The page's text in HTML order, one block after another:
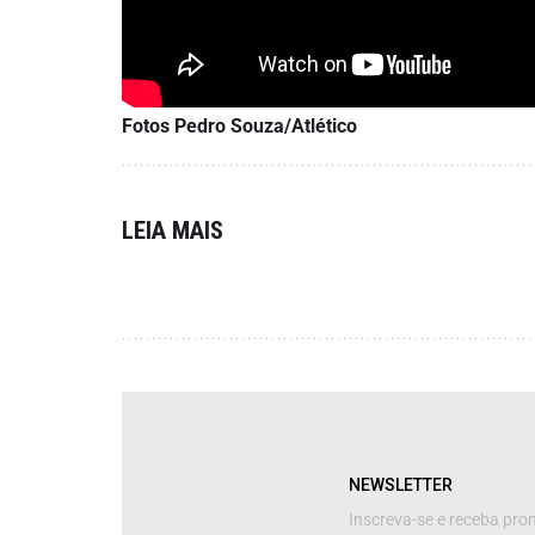
Fotos Pedro Souza/Atlético
LEIA MAIS
NEWSLETTER
Inscreva-se e receba